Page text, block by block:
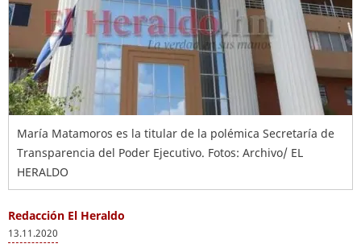
María Matamoros es la titular de la polémica Secretaría de
Transparencia del Poder Ejecutivo. Fotos: Archivo/ EL
HERALDO
Redacción El Heraldo
13.11.2020